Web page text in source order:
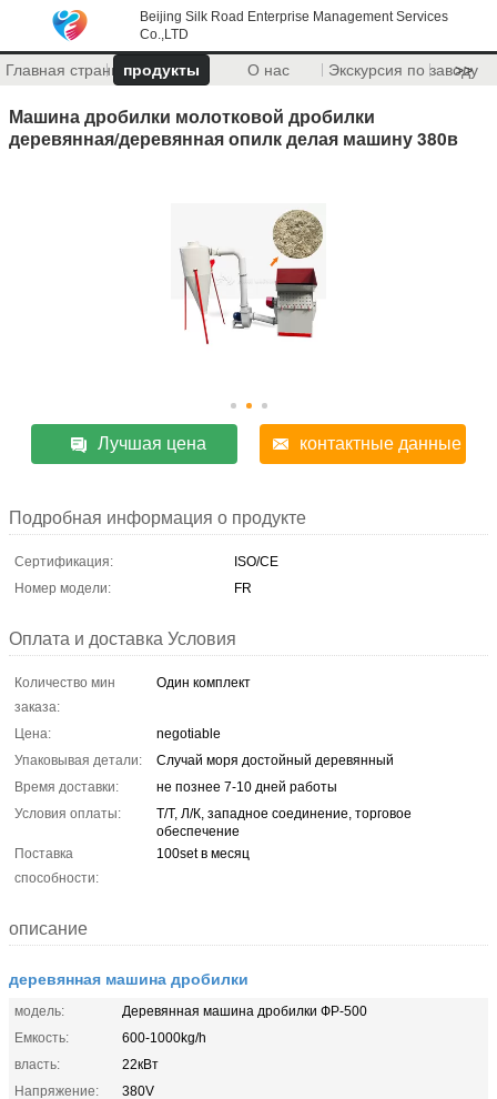
Beijing Silk Road Enterprise Management Services
Co.,LTD
Главная страницапродукты О нас Экскурсия по заводу
>>
Машина дробилки молотковой дробилки
деревянная/деревянная опилк делая машину 380в
Лучшая цена контактные данные
Подробная информация о продукте
Сертификация:
ISO/CE
Номер модели:
FR
Оплата и доставка Условия
Количество мин
заказа:
Один комплект
Цена:
negotiable
Упаковывая детали:
Случай моря достойный деревянный
Время доставки:
не познее 7-10 дней работы
Условия оплаты:
Т/Т, Л/К, западное соединение, торговое
обеспечение
Поставка
способности:
100set в месяц
описание
деревянная машина дробилки
модель:
Деревянная машина дробилки ФР-500
Емкость:
600-1000kg/h
власть:
22кВт
Напряжение:
380V